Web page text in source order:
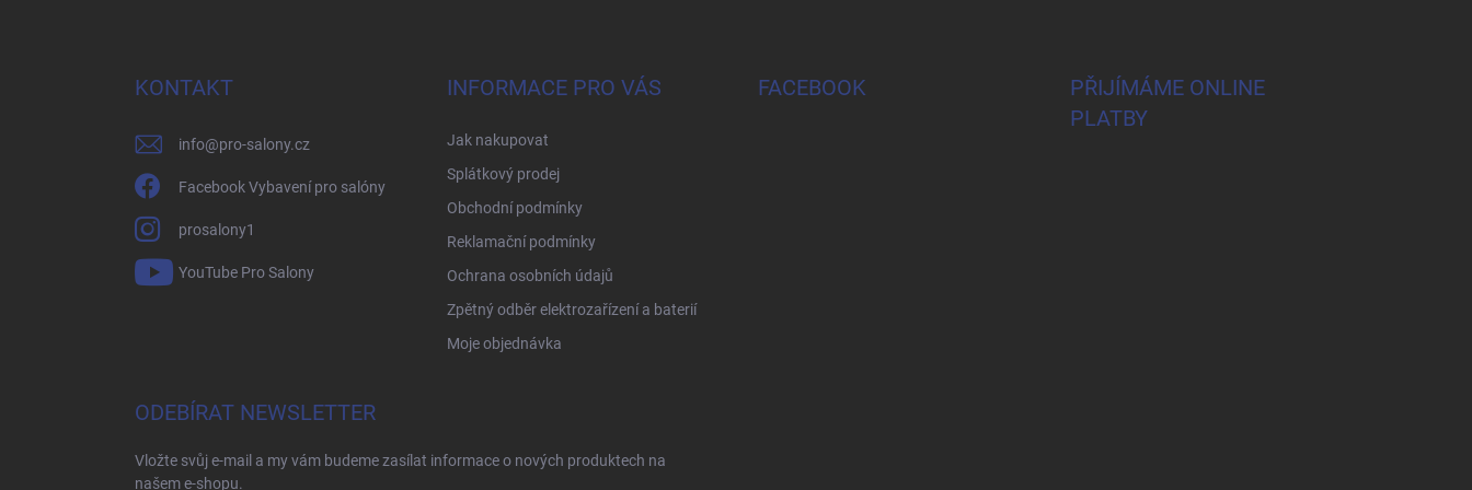
KONTAKT
info@pro-salony.cz
Facebook Vybavení pro salóny
prosalony1
YouTube Pro Salony
INFORMACE PRO VÁS
Jak nakupovat
Splátkový prodej
Obchodní podmínky
Reklamační podmínky
Ochrana osobních údajů
Zpětný odběr elektrozařízení a baterií
Moje objednávka
FACEBOOK
PŘIJÍMÁME ONLINE
PLATBY
ODEBÍRAT NEWSLETTER
Vložte svůj e-mail a my vám budeme zasílat informace o nových produktech na
našem e-shopu.